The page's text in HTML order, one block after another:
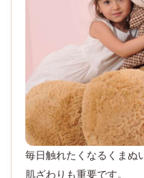
毎日触れたくなるくまぬ
肌ざわりも重要です。